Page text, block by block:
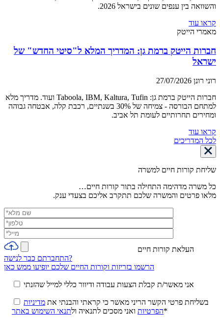
והשוואה בין ענפים שונים בישראל 2026.
קראו עוד
מאמרי הייטק
חברות הייטק ברמת גן: המדריך המלא ל"סיטי החדש" של
ישראל
רוני רונן 27/07/2026
חברות הייטק ברמת גן: Taboola, IBM, Kaltura, Tufin ועוד. מדריך מלא
למתחם הבורסה - צמיחה של 30% בשנתיים, רכבת קלה, אבטחה גבוהה
ומחירים תחרותיים לעומת תל אביב.
קראו עוד
לכל המדריכים
שליחת קורות חיים למשרה
כל משרה מדהימה התחילה בתור קורות חיים…
מלאו פרטים והמשרה שלכם תתקרב אליכם בצעדי ענק.
העלאת קורות חיים
התחברתם כבר לנישה?
הרשמו בזריזות וקורות החיים שלכם יופיעו ממש כאן
אני מאשר/ת קבלת הצעות עבודה ודיוור כללי למייל שהזנתי
בשליחת פרטי הקשר הריני מאשר כי קראתי והבנתי את מדיניות
הפרטיות ואני מסכים לתנאיה ולתנאי השימוש באתר *